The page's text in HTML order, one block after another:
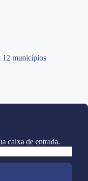
12 municípios
caixa de entrada.